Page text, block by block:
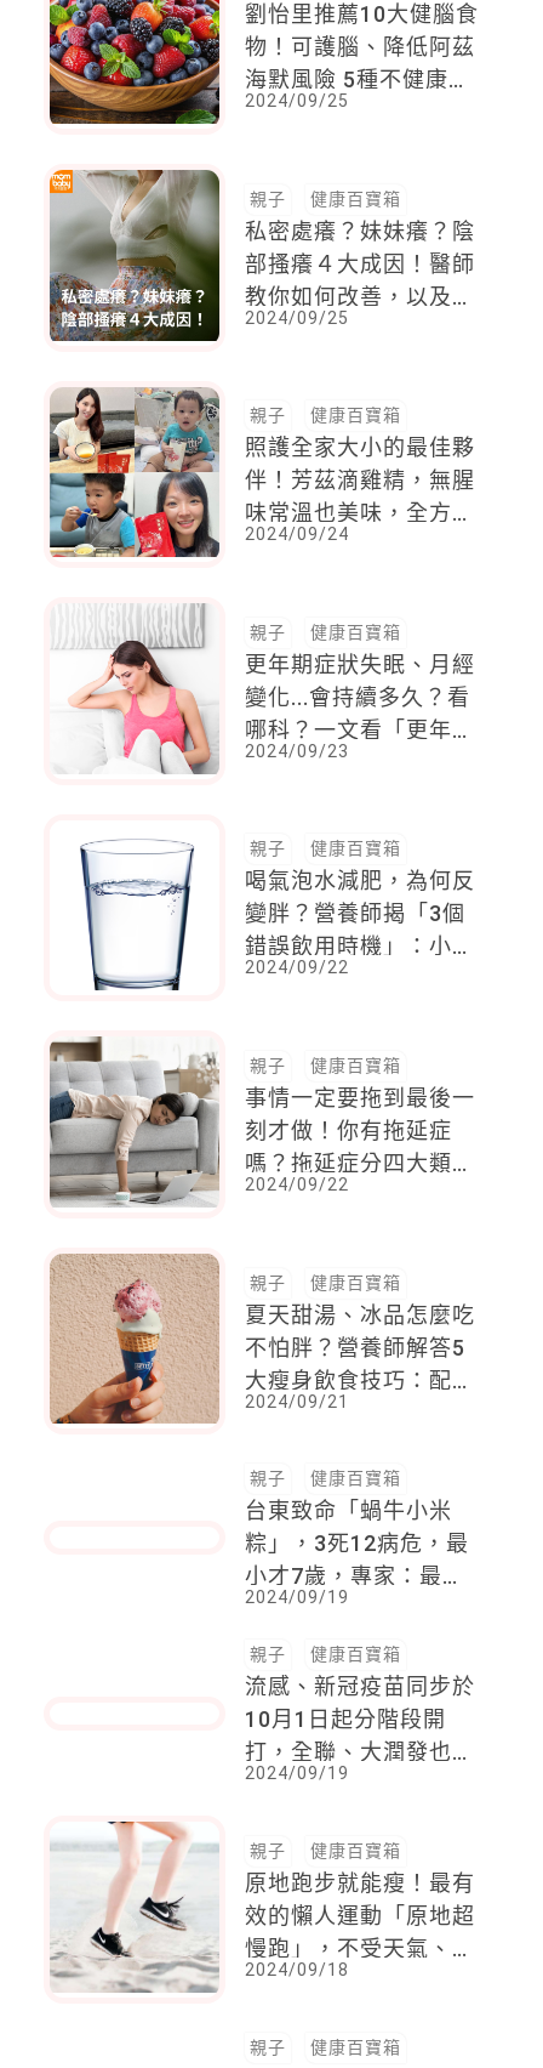
劉怡里推薦10大健腦食
物！可護腦、降低阿茲
海默風險 5種不健康食
物要減少攝取頻率
2024/09/25
親子 健康百寶箱
私密處癢？妹妹癢？陰
部搔癢４大成因！醫師
教你如何改善，以及何
時該就醫
2024/09/25
親子 健康百寶箱
照護全家大小的最佳夥
伴！芳茲滴雞精，無腥
味常溫也美味，全方位
的保健營養就從芳茲滴
2024/09/24
親子 健康百寶箱
更年期症狀失眠、月經
變化...會持續多久？看
哪科？一文看「更年期
症狀自我檢測表」
2024/09/23
親子 健康百寶箱
喝氣泡水減肥，為何反
變胖？營養師揭「3個
錯誤飲用時機」：小心
脹氣、胃食道逆流都上
2024/09/22
親子 健康百寶箱
事情一定要拖到最後一
刻才做！你有拖延症
嗎？拖延症分四大類，
你是哪一種？
2024/09/22
親子 健康百寶箱
夏天甜湯、冰品怎麼吃
不怕胖？營養師解答5
大瘦身飲食技巧：配料
怎麼挑？82守則是關鍵
2024/09/21
親子 健康百寶箱
台東致命「蝸牛小米
粽」，3死12病危，最
小才7歲，專家：最新
親子 健康百寶箱
流感、新冠疫苗同步於
10月1日起分階段開
以接種
親子 健康百寶箱
原地跑步就能瘦！最有
間所限制，在家追劇就
2024/09/18